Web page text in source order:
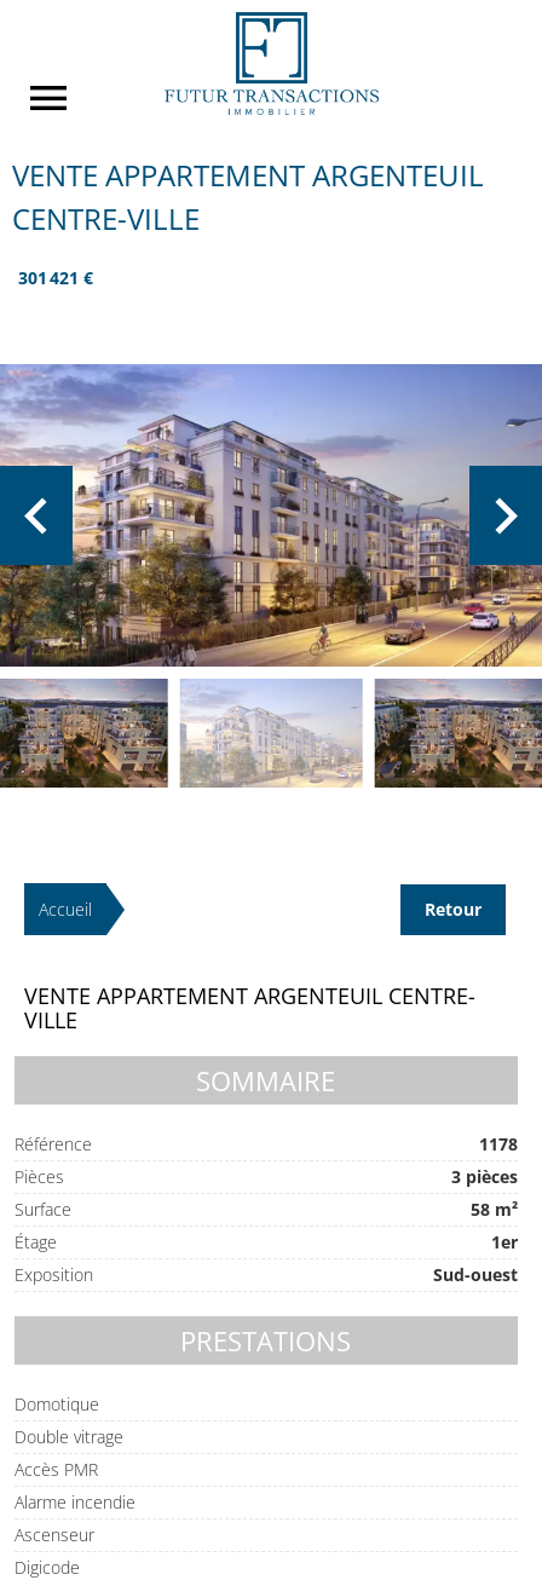
VENTE APPARTEMENT ARGENTEUIL
CENTRE-VILLE
301 421 €
Accueil Retour
VENTE APPARTEMENT ARGENTEUIL CENTRE-
VILLE
SOMMAIRE
Référence
1178
Pièces
3 pièces
Surface
58 m²
Étage
1er
Exposition
Sud-ouest
PRESTATIONS
Domotique
Double vitrage
Accès PMR
Alarme incendie
Ascenseur
Digicode